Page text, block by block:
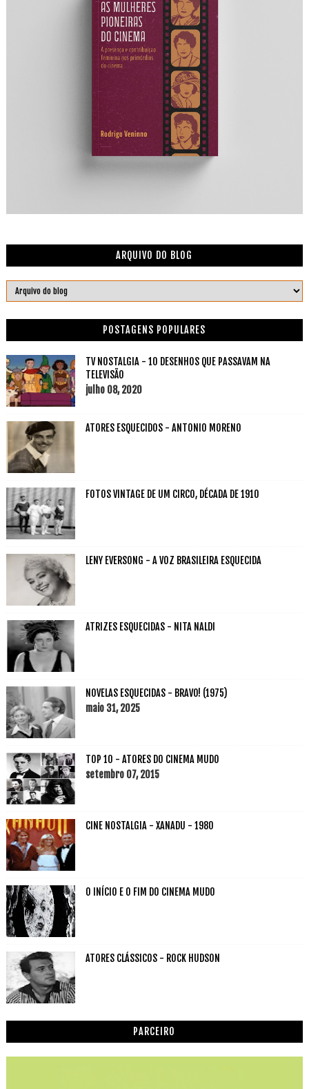
ARQUIVO DO BLOG
POSTAGENS POPULARES
TV NOSTALGIA - 10 DESENHOS QUE PASSAVAM NA
TELEVISÃO
julho 08, 2020
ATORES ESQUECIDOS - ANTONIO MORENO
FOTOS VINTAGE DE UM CIRCO, DÉCADA DE 1910
LENY EVERSONG - A VOZ BRASILEIRA ESQUECIDA
ATRIZES ESQUECIDAS - NITA NALDI
NOVELAS ESQUECIDAS - BRAVO! (1975)
maio 31, 2025
TOP 10 - ATORES DO CINEMA MUDO
setembro 07, 2015
CINE NOSTALGIA - XANADU - 1980
O INÍCIO E O FIM DO CINEMA MUDO
ATORES CLÁSSICOS - ROCK HUDSON
PARCEIRO